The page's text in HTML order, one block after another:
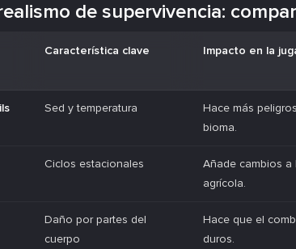
de supervivencia:
Característica clave Impacto en la
Sed y temperatura
Hace más
bioma.
Ciclos estacionales
Añade cambios
agrícola.
Daño por partes del
cuerpo
Hace que el
duros.